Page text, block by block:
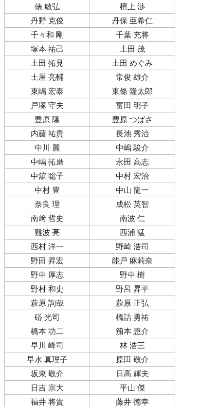
俵 敏弘
檀上 渉
丹野 克俊
丹保 亜希仁
千々和 剛
千葉 充将
塚本 祐己
土田 茂
土田 拓見
土田 めぐみ
土屋 亮輔
常俊 雄介
東嶋 宏泰
東條 隆太郎
戸塚 守夫
富田 明子
豊原 隆
豊原 つばさ
内藤 祐貴
長池 秀治
中川 麗
中嶋 駿介
中嶋 拓磨
永田 高志
中舘 聡子
中村 宏治
中村 豊
中山 龍一
奈良 理
成松 英智
南﨑 哲史
南波 仁
難波 亮
西浦 猛
西村 洋一
野崎 浩司
野田 昇宏
能戸 麻莉奈
野中 厚志
野中 樹
野村 和史
野呂 昇平
萩原 詢哉
萩原 正弘
硲 光司
橋詰 勇祐
橋本 功二
籏本 恵介
早川 峰司
林 浩三
早水 真理子
原田 敬介
坂東 敬介
日高 輝夫
日吉 宗大
平山 傑
福井 将貴
藤井 徳幸